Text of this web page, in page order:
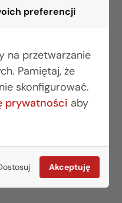
preferencji
na przetwarzanie
Pamiętaj, że
skonfigurować.
prywatności aby
Akceptuję